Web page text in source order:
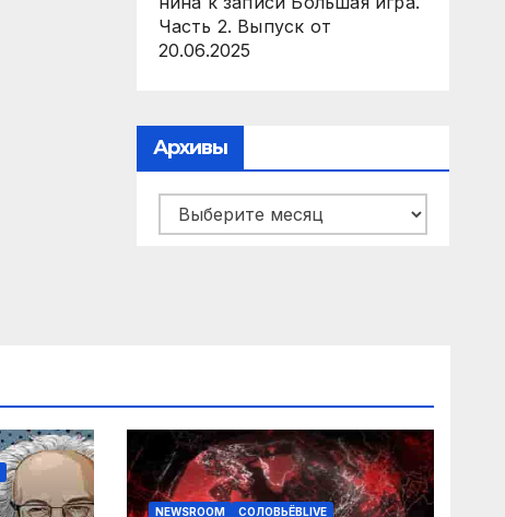
Часть 2. Выпуск от
20.06.2025
Архивы
Архивы
NEWSROOM СОЛОВЬЁВLIVE